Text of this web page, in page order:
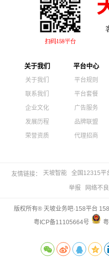
关于我们
关于我们
联系我们
企业文化
发展历程
荣誉资质
平台中心
平台规则
平台套餐
广告服务
品牌联盟
代理招商
友情链接： 天坡智能 全国12315平
举报 网络不
版权所有® 天坡业务吧·158平台
粤ICP备11105664号